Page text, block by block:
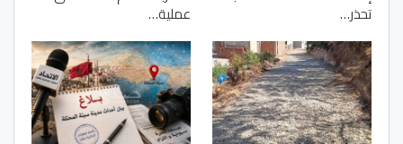
تحذر… عملية…